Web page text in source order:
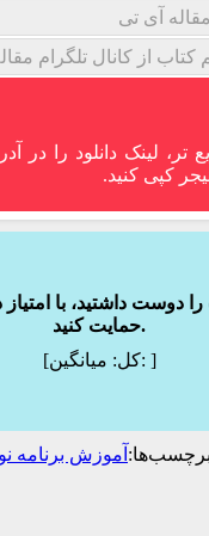
آی تی
از کانال تلگرام
تر، لینک دانلود را در
کپی کنید.
دوست داشتید، با امتیاز
حمایت کنید.
[کل:میانگین: ]
برچسب‌ها: آموزش برنامه